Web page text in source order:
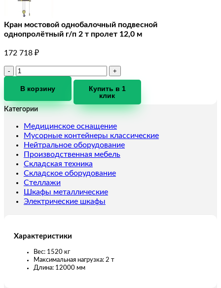
Кран мостовой однобалочный подвесной
однопролётный г/п 2 т пролет 12,0 м
172 718 ₽
Количество
Кран
однобалочный
однопролётный
г/
п
2
т
пролет
12,0
м
В корзину
Купить в 1
клик
Категории
Медицинское оснащение
Мусорные контейнеры классические
Нейтральное оборудование
Производственная мебель
Складская техника
Складское оборудование
Стеллажи
Шкафы металлические
Электрические шкафы
Характеристики
Вес: 1520 кг
Максимальная нагрузка: 2 т
Длина: 12000 мм